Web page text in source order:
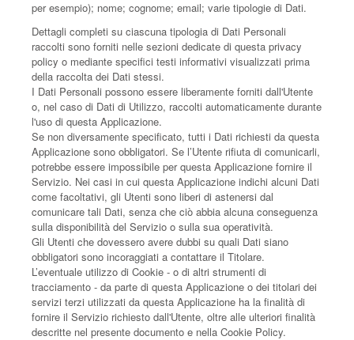
per esempio); nome; cognome; email; varie tipologie di Dati.
Dettagli completi su ciascuna tipologia di Dati Personali
raccolti sono forniti nelle sezioni dedicate di questa privacy
policy o mediante specifici testi informativi visualizzati prima
della raccolta dei Dati stessi.
I Dati Personali possono essere liberamente forniti dall'Utente
o, nel caso di Dati di Utilizzo, raccolti automaticamente durante
l'uso di questa Applicazione.
Se non diversamente specificato, tutti i Dati richiesti da questa
Applicazione sono obbligatori. Se l’Utente rifiuta di comunicarli,
potrebbe essere impossibile per questa Applicazione fornire il
Servizio. Nei casi in cui questa Applicazione indichi alcuni Dati
come facoltativi, gli Utenti sono liberi di astenersi dal
comunicare tali Dati, senza che ciò abbia alcuna conseguenza
sulla disponibilità del Servizio o sulla sua operatività.
Gli Utenti che dovessero avere dubbi su quali Dati siano
obbligatori sono incoraggiati a contattare il Titolare.
L’eventuale utilizzo di Cookie - o di altri strumenti di
tracciamento - da parte di questa Applicazione o dei titolari dei
servizi terzi utilizzati da questa Applicazione ha la finalità di
fornire il Servizio richiesto dall'Utente, oltre alle ulteriori finalità
descritte nel presente documento e nella Cookie Policy.